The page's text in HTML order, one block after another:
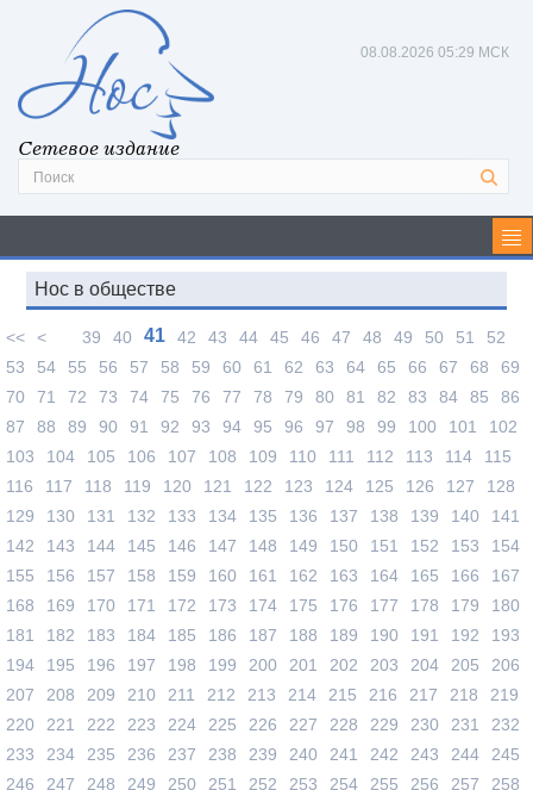
Сетевое издание
08.08.2026 05:30 МСК
Нос в обществе
<< < 39 40 41 42 43 44 45 46 47 48 49 50 51
52
53
54 55 56 57 58 59 60 61 62 63 64 65 66 67 68
69
70
71 72 73 74 75 76 77 78 79 80 81 82 83 84 85
86
87
88 89 90 91 92 93 94 95 96 97 98 99 100 101
102
103
104 105 106 107 108 109 110 111 112 113 114
115
116
117 118 119 120 121 122 123 124 125 126 127
128
129
130 131 132 133 134 135 136 137 138 139 140
141
142
143 144 145 146 147 148 149 150 151 152 153
154
155
156 157 158 159 160 161 162 163 164 165 166
167
168
169 170 171 172 173 174 175 176 177 178 179
180
181
182 183 184 185 186 187 188 189 190 191 192
193
194
195 196 197 198 199 200 201 202 203 204 205
206
207
208 209 210 211 212 213 214 215 216 217 218
219
220
221 222 223 224 225 226 227 228 229 230 231
232
233
234 235 236 237 238 239 240 241 242 243 244
245
246
247 248 249 250 251 252 253 254 255 256 257
258